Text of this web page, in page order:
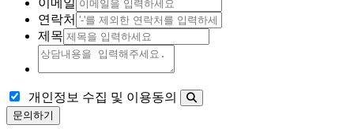
이메일
연락처
제목
개인정보 수집 및 이용동의
문의하기